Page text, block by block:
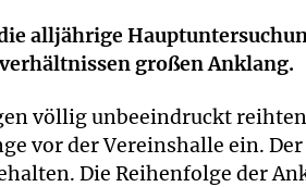
alljährige
großen Anklang.
völlig unbeeindruckt
vor der Vereinshalle ein.
Die Reihenfolge der